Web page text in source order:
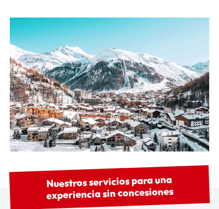
Nuestros servicios para una
experiencia sin concesiones